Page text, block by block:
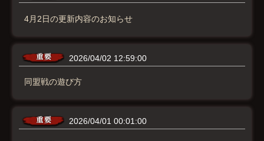
4月2日の更新内容のお知らせ
2026/04/02 12:59:00
同盟戦の遊び方
2026/04/01 00:01:00